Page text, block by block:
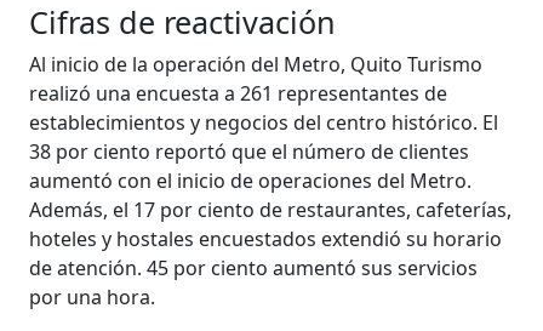
Cifras de reactivación
Al inicio de la operación del Metro, Quito Turismo
realizó una encuesta a 261 representantes de
establecimientos y negocios del centro histórico. El
38 por ciento reportó que el número de clientes
aumentó con el inicio de operaciones del Metro.
Además, el 17 por ciento de restaurantes, cafeterías,
hoteles y hostales encuestados extendió su horario
de atención. 45 por ciento aumentó sus servicios
por una hora.